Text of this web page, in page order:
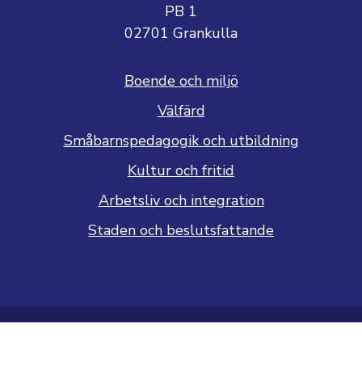
PB 1
02701 Grankulla
Boende och miljö
Välfärd
Småbarnspedagogik och utbildning
Kultur och fritid
Arbetsliv och integration
Staden och beslutsfattande